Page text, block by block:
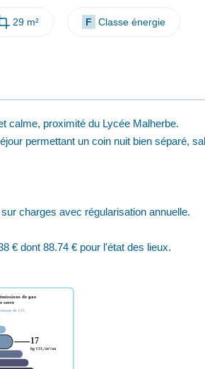
29 m² F Classe énergie
calme, proximité du Lycée Malherbe.
permettant un coin nuit bien séparé,
charges avec régularisation annuelle.
€ dont 88.74 € pour l'état des lieux.